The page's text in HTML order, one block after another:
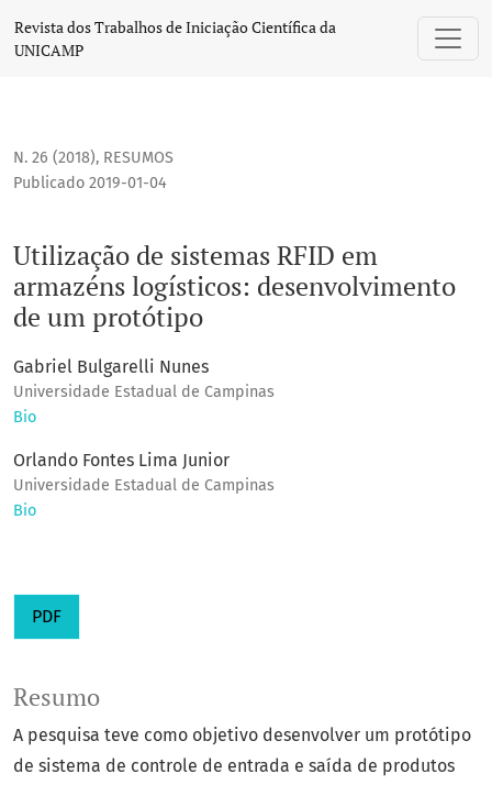
Utilização de sistemas RFID em armazéns logísticos:
Revista dos Trabalhos de Iniciação Científica da
UNICAMP
N. 26 (2018), RESUMOS
Utilização de sistemas RFID em
armazéns logísticos: desenvolvimento
de um protótipo
Publicado 2019-01-04
Gabriel Bulgarelli Nunes
Universidade Estadual de Campinas
Bio
Orlando Fontes Lima Junior
Universidade Estadual de Campinas
Bio
PDF
Resumo
A pesquisa teve como objetivo desenvolver um protótipo
de sistema de controle de entrada e saída de produtos